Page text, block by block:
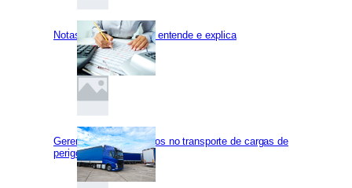
Notas Fiscais: A gente entende e explica
Gerenciamento de riscos no transporte de cargas de
perigosas